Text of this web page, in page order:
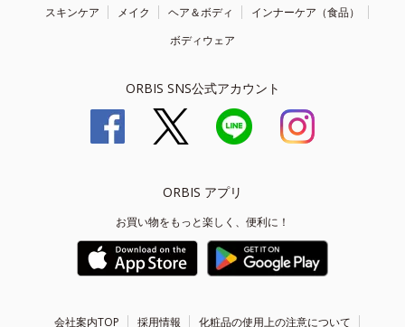
スキンケア メイク ヘア＆ボディ
インナーケア（食品）
ボディウェア
ORBIS SNS公式アカウント
ORBIS アプリ
お買い物をもっと楽しく、便利に！
会社案内TOP 採用情報 化粧品の使用上の注意について